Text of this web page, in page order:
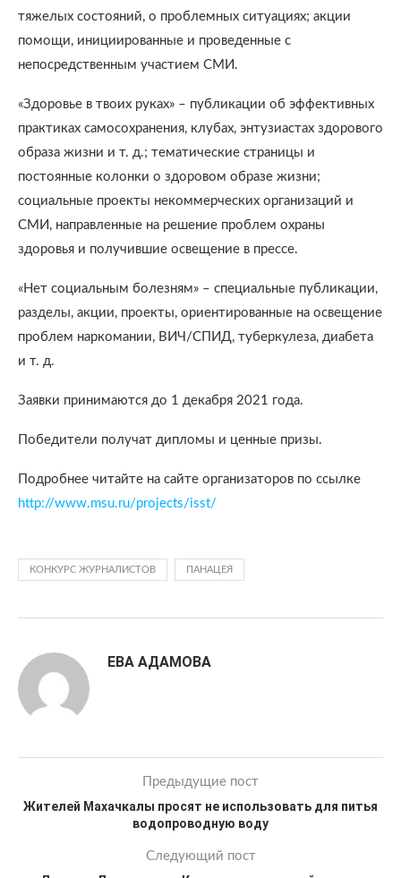
тяжелых состояний, о проблемных ситуациях; акции
помощи, инициированные и проведенные с
непосредственным участием СМИ.
«Здоровье в твоих руках» – публикации об эффективных
практиках самосохранения, клубах, энтузиастах здорового
образа жизни и т. д.; тематические страницы и
постоянные колонки о здоровом образе жизни;
социальные проекты некоммерческих организаций и
СМИ, направленные на решение проблем охраны
здоровья и получившие освещение в прессе.
«Нет социальным болезням» – специальные публикации,
разделы, акции, проекты, ориентированные на освещение
проблем наркомании, ВИЧ/СПИД, туберкулеза, диабета
и т. д.
Заявки принимаются до 1 декабря 2021 года.
Победители получат дипломы и ценные призы.
Подробнее читайте на сайте организаторов по ссылке
http://www.msu.ru/projects/isst/
КОНКУРС ЖУРНАЛИСТОВ ПАНАЦЕЯ
ЕВА АДАМОВА
Предыдущие пост
Жителей Махачкалы просят не использовать для питья
водопроводную воду
Следующий пост